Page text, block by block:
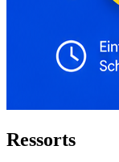
Ressorts